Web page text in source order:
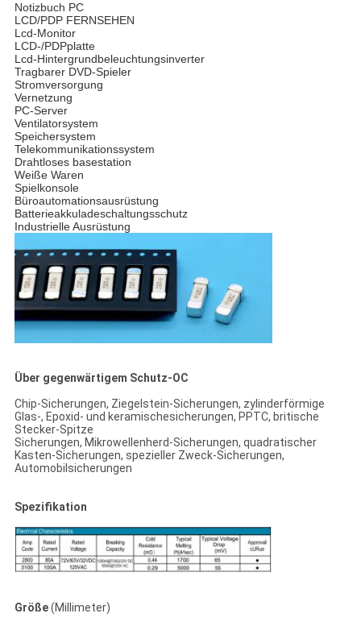
Notizbuch PC
LCD/PDP FERNSEHEN
Lcd-Monitor
LCD-/PDPplatte
Lcd-Hintergrundbeleuchtungsinverter
Tragbarer DVD-Spieler
Stromversorgung
Vernetzung
PC-Server
Ventilatorsystem
Speichersystem
Telekommunikationssystem
Drahtloses basestation
Weiße Waren
Spielkonsole
Büroautomationsausrüstung
Batterieakkuladeschaltungsschutz
Industrielle Ausrüstung
Über gegenwärtigem Schutz-OC
Chip-Sicherungen, Ziegelstein-Sicherungen, zylinderförmige
Glas-, Epoxid- und keramischesicherungen, PPTC, britische
Stecker-Spitze
Sicherungen, Mikrowellenherd-Sicherungen, quadratischer
Kasten-Sicherungen, spezieller Zweck-Sicherungen,
Automobilsicherungen
Spezifikation
Größe(Millimeter)